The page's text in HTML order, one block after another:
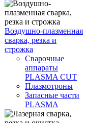
Воздушно-плазменная
сварка, резка и
строжка
Сварочные
аппараты
PLASMA CUT
Плазмотроны
Запасные части
PLASMA